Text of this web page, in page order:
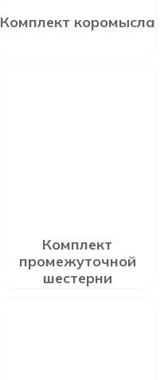
Комплект коромысла
Комплект
промежуточной
шестерни